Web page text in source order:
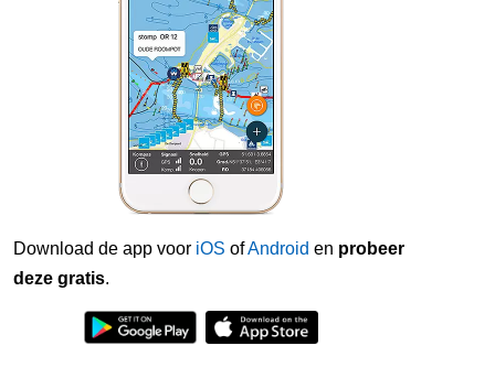
Download de app voor iOS ofAndroid en probeer
deze gratis.